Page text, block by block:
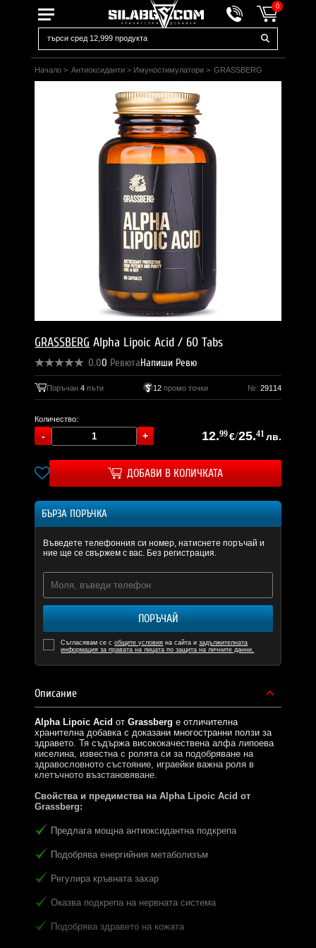
0
Начало > Антиоксиданти > Имуностимулатори > GRASSBERG
GRASSBERG Alpha Lipoic Acid / 60 Tabs
0.00 РевютаНапиши Ревю
Поръчан4 пъти 12промо точки №: 29114
Количество:
12.99€/25.41лв.
ДОБАВИ В КОЛИЧКАТА
БЪРЗА ПОРЪЧКА
Въведете телефонния си номер, натиснете поръчай и
ние ще се свържем с вас. Без регистрация.
ПОРЪЧАЙ
Съгласявам се собщите условия на сайта изадължителната
информация за правата на лицата по защита на личните данни.
Описание
Alpha Lipoic Acid отGrassberg е отличителна
хранителна добавка с доказани многостранни ползи за
здравето. Тя съдържа висококачествена алфа липоева
киселина, известна с ролята си за подобряване на
здравословното състояние, играейки важна роля в
клетъчното възстановяване.
Свойства и предимства на Alpha Lipoic Acid от
Grassberg:
Предлага мощна антиоксидантна подкрепа
Подобрява енергийния метаболизъм
Регулира кръвната захар
Оказва подкрепа на нервната система
Подобрява здравето на кожата